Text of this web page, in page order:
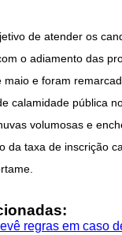
de atender os
o adiamento das
maio e foram
calamidade pública
volumosas e
da taxa de inscrição
regras em caso